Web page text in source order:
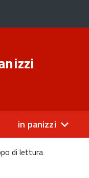
in panizzi
di lettura